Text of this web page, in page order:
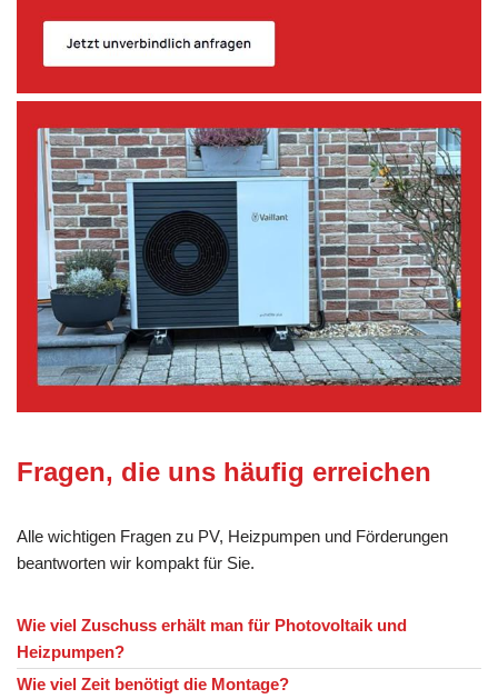
Fragen, die uns häufig erreichen
Alle wichtigen Fragen zu PV, Heizpumpen und Förderungen
beantworten wir kompakt für Sie.
Wie viel Zuschuss erhält man für Photovoltaik und
Heizpumpen?
Wie viel Zeit benötigt die Montage?